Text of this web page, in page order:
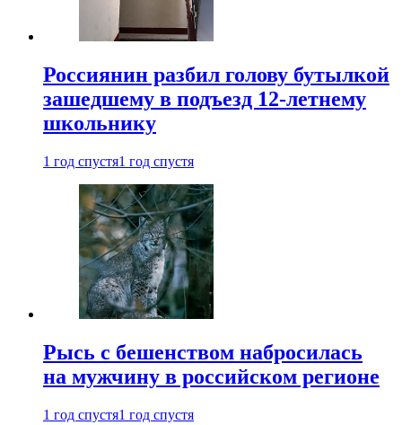
Россиянин разбил голову бутылкой
зашедшему в подъезд 12-летнему
школьнику
1 год спустя1 год спустя
Рысь с бешенством набросилась
на мужчину в российском регионе
1 год спустя1 год спустя